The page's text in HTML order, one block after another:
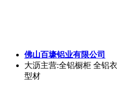
佛山百壕铝业有限公司
大沥主营:全铝橱柜 全铝
型材